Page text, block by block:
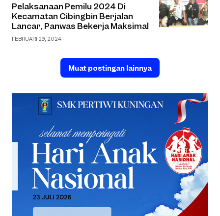
Pelaksanaan Pemilu 2024 Di
Kecamatan Cibingbin Berjalan
Lancar, Panwas Bekerja Maksimal
FEBRUARI 29, 2024
Muat postingan lainnya